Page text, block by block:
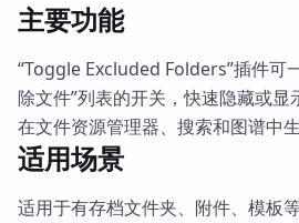
主要功能
“Toggle Excluded Folders”插件可
除文件”列表的开关，快速隐藏或显
在文件资源管理器、搜索和图谱中生
适用场景
适用于有存档文件夹、附件、模板